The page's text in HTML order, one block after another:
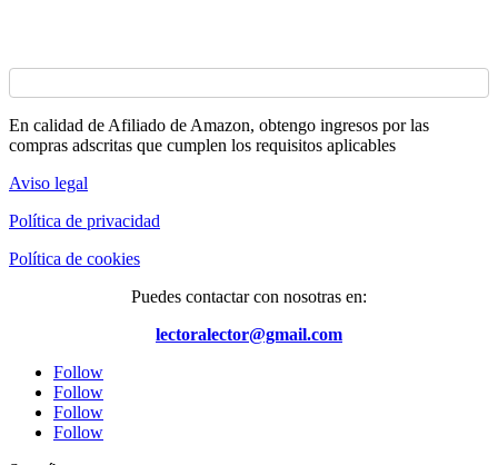
En calidad de Afiliado de Amazon, obtengo ingresos por las
compras adscritas que cumplen los requisitos aplicables
Aviso legal
Política de privacidad
Política de cookies
Puedes contactar con nosotras en:
lectoralector@gmail.com
Follow
Follow
Follow
Follow